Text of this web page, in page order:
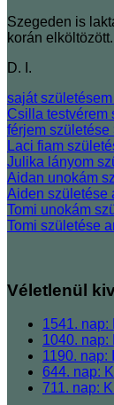
Szegeden is
korán
D. I.
saját születésem
Csilla testvérem
férjem születése
Laci fiam
Julika lányom
Aidan unokám
Aiden születése
Tomi unokám
Tomi születése
Véletlenül
1541. nap:
1040.
1190. nap:
644. nap:
711. nap: